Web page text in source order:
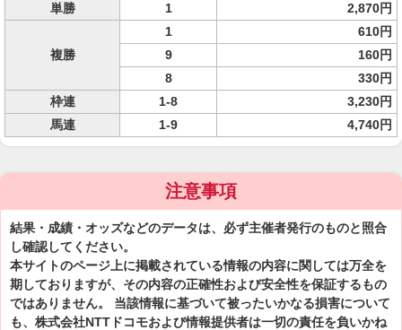
単勝 1 2,870円
複勝
1
610円
9
160円
8
330円
枠連
1-8
3,230円
馬連
1-9 4,740円
注意事項
結果・成績・オッズなどのデータは、必ず主催者発行のものと照合
し確認してください。
本サイトのページ上に掲載されている情報の内容に関しては万全を
期しておりますが、その内容の正確性および安全性を保証するもの
ではありません。 当該情報に基づいて被ったいかなる損害について
も、株式会社NTTドコモおよび情報提供者は一切の責任を負いかね